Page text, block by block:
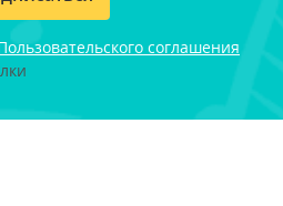
соглашения